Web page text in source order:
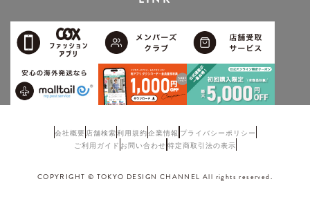
会社概要 店舗検索利用規約企業情報 プライバシーポリシー
ご利用ガイド お問い合わせ 特定商取引法の表示
COPYRIGHT © TOKYO DESIGN CHANNEL All rights reserved.